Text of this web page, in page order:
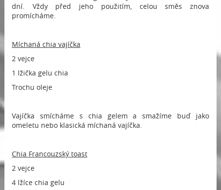
dní. Vždy před jeho použitím, celou směs znova
promícháme.
Míchaná chia vajíčka
2 vejce
1 lžička gelu chia
Trochu oleje
Vajíčka smícháme s chia gelem a smažíme buď jako
omeletu nebo klasická míchaná vajíčka.
Chia Francouzský toast
2 vejce
4 lžíce chia gelu